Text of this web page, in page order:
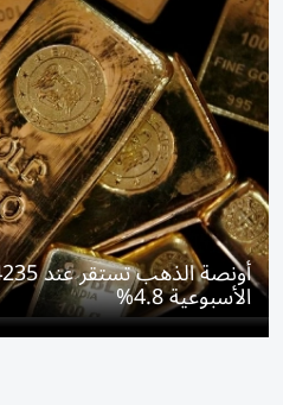
الأسبوعية 4.8%